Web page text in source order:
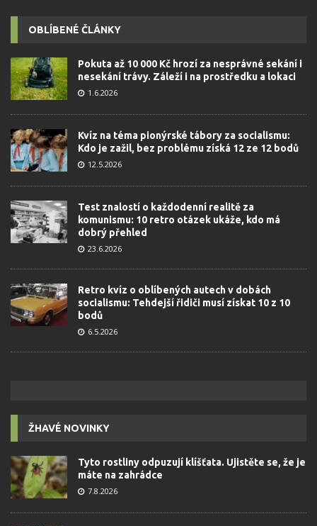
OBLÍBENÉ ČLÁNKY
Pokuta až 10 000 Kč hrozí za nesprávné sekání i
nesekání trávy. Záleží i na prostředku a lokaci
1.6.2026
Kvíz na téma pionýrské tábory za socialismu:
Kdo je zažil, bez problému získá 12 ze 12 bodů
12.5.2026
Test znalostí o každodenní realitě za
komunismu: 10 retro otázek ukáže, kdo má
dobrý přehled
23.6.2026
Retro kvíz o oblíbených autech v dobách
socialismu: Tehdejší řidiči musí získat 10 z 10
bodů
6.5.2026
ŽHAVÉ NOVINKY
Tyto rostliny odpuzují klíšťata. Ujistěte se, že je
máte na zahrádce
7.8.2026